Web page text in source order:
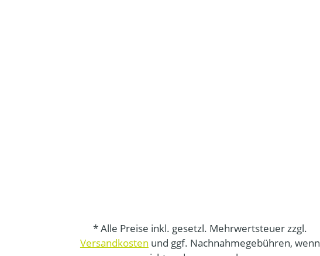
* Alle Preise inkl. gesetzl. Mehrwertsteuer zzgl.
Versandkosten und ggf. Nachnahmegebühren, wenn